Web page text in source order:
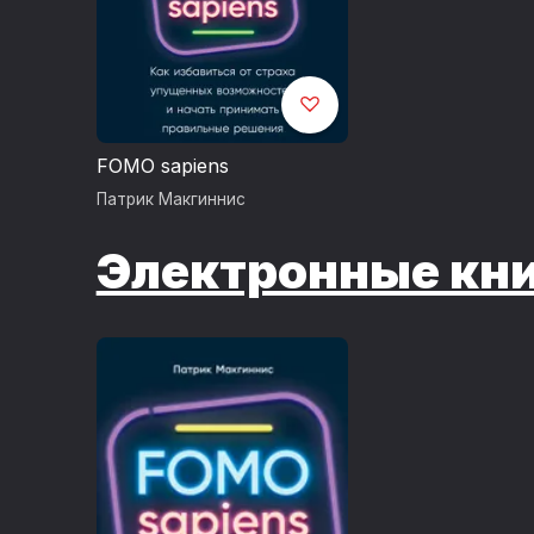
FOMO sapiens
Патрик Макгиннис
Электронные